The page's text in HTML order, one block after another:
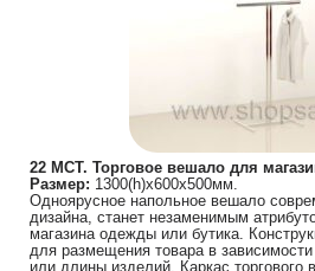
22 МСТ. Торговое вешало для
Размер: 1300(h)х600х500мм.
Одноярусное напольное вешало
дизайна, станет незаменимым
магазина одежды или бутика.
для размещения товара в
или длины изделий. Каркас